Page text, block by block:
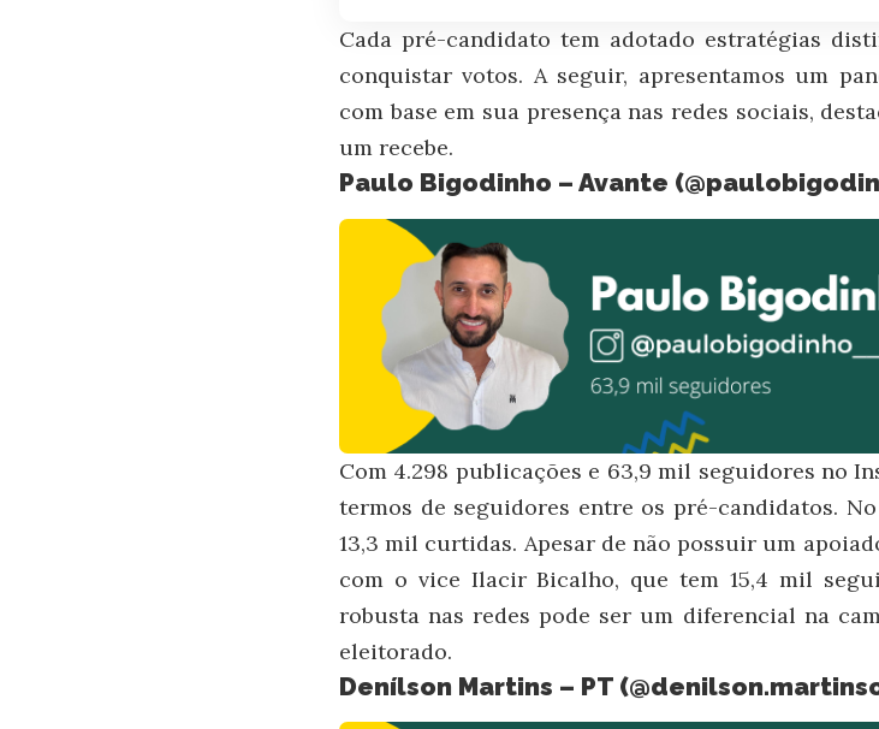
Cada pré-candidato tem adotado estratégias
conquistar votos. A seguir, apresentamos um
com base em sua presença nas redes sociais,
um recebe.
Paulo Bigodinho – Avante (
Com 4.298 publicações e 63,9 mil seguidores no
termos de seguidores entre os pré-candidatos.
13,3 mil curtidas. Apesar de não possuir um
com o vice Ilacir Bicalho, que tem 15,4 mil
robusta nas redes pode ser um diferencial na
eleitorado.
Denílson Martins – PT (